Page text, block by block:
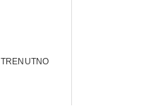
TRENUTNO